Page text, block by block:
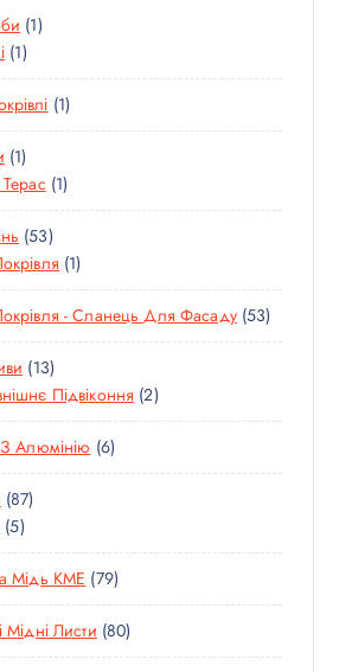
О
А
Р
И
11
О
В
А
11
Т
О
В
А
Р
11
Т
В
А
11
Т
О
В
А
Р
11
Т
В
А
Р
535
3
Т
О
В
А
Р
И
11
Т
О
В
Р
- Сланець Для Фасаду 535
3
В
Р
131
3
Т
О
В
І
В
Підвіконня 22
Т
В
И
З Алюмінію 66
Т
А
Р
І
В
878
Т
О
В
А
Р
55
Т
О
В
А
Р
Мідь KME 797
9
Т
О
Мідні Листи 808
0